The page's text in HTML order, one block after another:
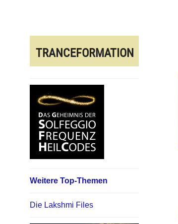
TRANCEFORMATION
Weitere Top-Themen
Die Lakshmi Files